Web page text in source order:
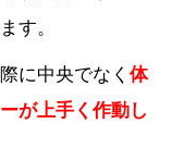
す。
に中央でなく 体
が上手く作動し